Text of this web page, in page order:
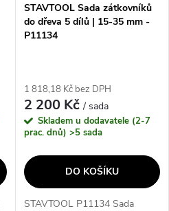
STAVTOOL Sada zátkovníků
do dřeva 5 dílů | 15-35 mm -
P11134
1 818,18 Kč bez DPH
2 200 Kč/ sada
Skladem u dodavatele (2-7
prac. dnů) >5 sada
DO KOŠÍKU
STAVTOOL P11134 Sada